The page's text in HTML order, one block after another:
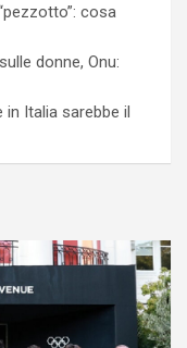
cosa
donne, Onu:
in Italia sarebbe il